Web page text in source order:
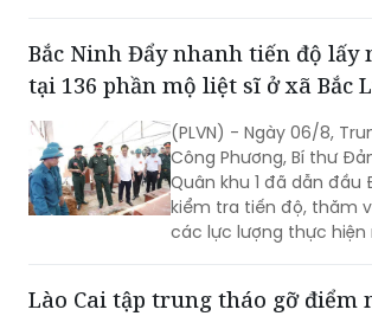
thành phố Hải Phòng
tầm nhìn đến năm
Bắc Ninh Đẩy nhanh tiến độ lấy
tại 136 phần mộ liệt sĩ ở xã Bắc
(PLVN) - Ngày 06/8,
Công Phương, Bí thư
Quân khu 1 đã dẫn
kiểm tra tiến độ, thăm
các lực lượng thực hiện
Lào Cai tập trung tháo gỡ điểm